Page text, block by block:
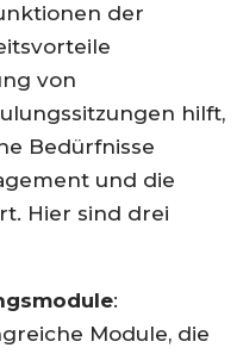
der
von
hilft,
Bedürfnisse
und die
Hier sind drei
:
Module, die